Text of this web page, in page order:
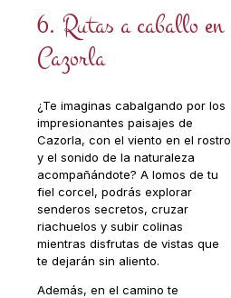
6. Rutas a caballo en
Cazorla
¿Te imaginas cabalgando por los
impresionantes paisajes de
Cazorla, con el viento en el rostro
y el sonido de la naturaleza
acompañándote? A lomos de tu
fiel corcel, podrás explorar
senderos secretos, cruzar
riachuelos y subir colinas
mientras disfrutas de vistas que
te dejarán sin aliento.
Además, en el camino te